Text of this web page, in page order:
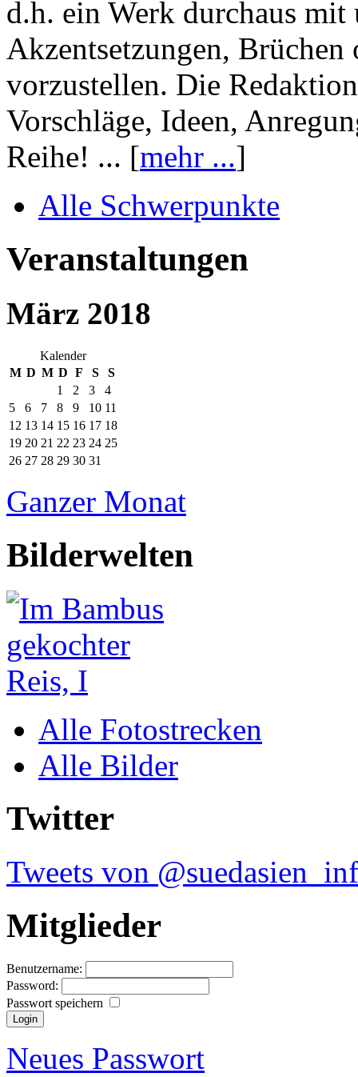
d.h. ein Werk durchaus mit
Akzentsetzungen, Brüchen
vorzustellen. Die
Vorschläge, Ideen,
Reihe! ... [mehr ...]
Alle Schwerpunkte
Veranstaltungen
März 2018
Kalender
M D M D F S
S
1
2 3
4
5
6 7 8 9 10 11
12 13 14 15 16 17 18
19 20 21 22 23 24 25
26 27 28 29 30 31
Ganzer Monat
Bilderwelten
Alle Fotostrecken
Alle Bilder
Twitter
Tweets von
Mitglieder
Benutzername:
Password:
Passwort speichern
Neues Passwort